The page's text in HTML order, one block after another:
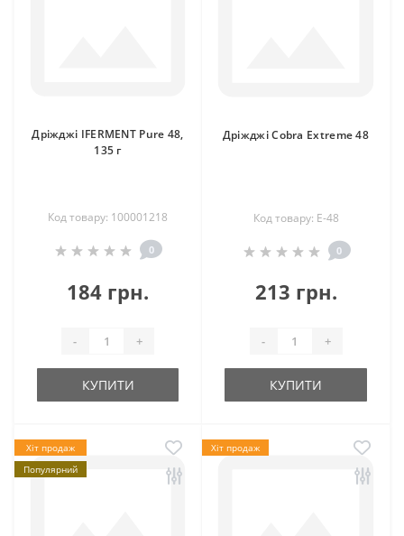
Дріжджі IFERMENT Pure 48,
135 г
Код товару: 100001218
0
184 грн.
- +
КУПИТИ
Дріжджі Cobra Extreme 48
Код товару: Е-48
0
213 грн.
- +
КУПИТИ
Хіт продаж
Популярний
Хіт продаж